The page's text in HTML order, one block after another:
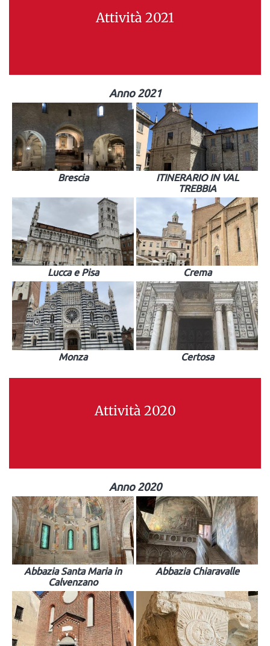
Attività 2021
Anno 2021
Brescia
ITINERARIO IN VAL
TREBBIA
Lucca e Pisa Crema
Monza Certosa
Attività 2020
Anno 2020
Abbazia Santa Maria in
Calvenzano
Abbazia Chiaravalle